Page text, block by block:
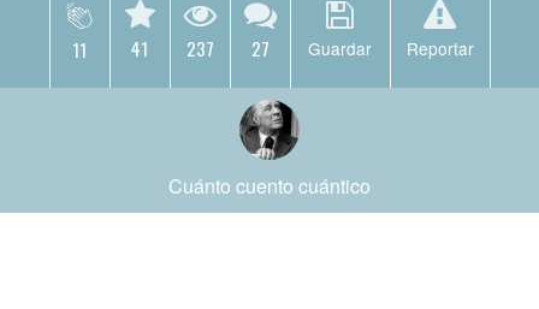
11 41 237 27 Guardar Reportar
Cuánto cuento cuántico